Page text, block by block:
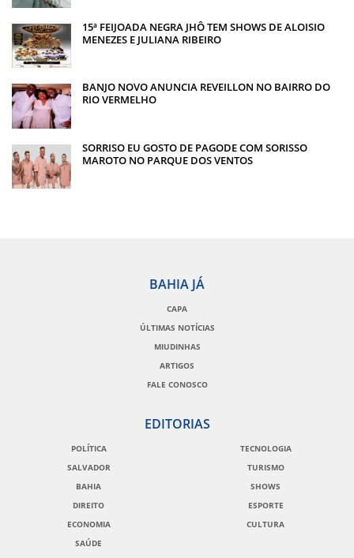
15ª FEIJOADA NEGRA JHÔ TEM SHOWS DE ALOISIO
MENEZES E JULIANA RIBEIRO
BANJO NOVO ANUNCIA REVEILLON NO BAIRRO DO
RIO VERMELHO
SORRISO EU GOSTO DE PAGODE COM SORISSO
MAROTO NO PARQUE DOS VENTOS
BAHIA JÁ
CAPA
ÚLTIMAS NOTÍCIAS
MIUDINHAS
ARTIGOS
FALE CONOSCO
EDITORIAS
POLÍTICA
SALVADOR
BAHIA
DIREITO
ECONOMIA
SAÚDE
TECNOLOGIA
TURISMO
SHOWS
ESPORTE
CULTURA